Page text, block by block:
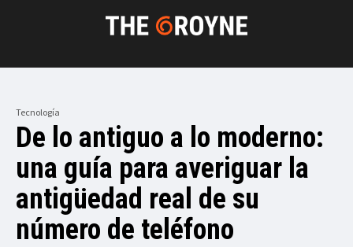
Tecnología
De lo antiguo a lo moderno:
una guía para averiguar la
antigüedad real de su
número de teléfono